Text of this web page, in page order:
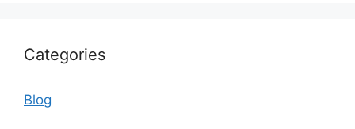
Categories
Blog